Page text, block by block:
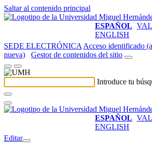
Saltar al contenido principal
ESPAÑOL
ENGLISH
SEDE ELECTRÓNICA Acceso identificado
nueva)
Gestor de contenidos del sitio
Introduce tu
ESPAÑOL
ENGLISH
Editar